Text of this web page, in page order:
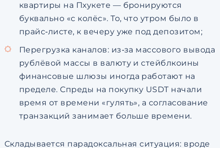
квартиры на Пхукете — бронируются
буквально «с колёс». То, что утром было в
прайс‑листе, к вечеру уже под депозитом;
Перегрузка каналов: из‑за массового вывода
рублёвой массы в валюту и стейблкоины
финансовые шлюзы иногда работают на
пределе. Спреды на покупку USDT начали
время от времени «гулять», а согласование
транзакций занимает больше времени.
Складывается парадоксальная ситуация: вроде